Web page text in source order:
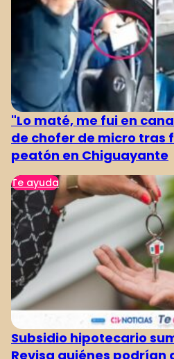
"Lo maté, me fui en
de chofer de micro tras
peatón en Chiguayante
Te ayuda
Subsidio hipotecario
Revisa quiénes podrían